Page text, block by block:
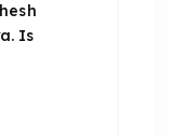
Is